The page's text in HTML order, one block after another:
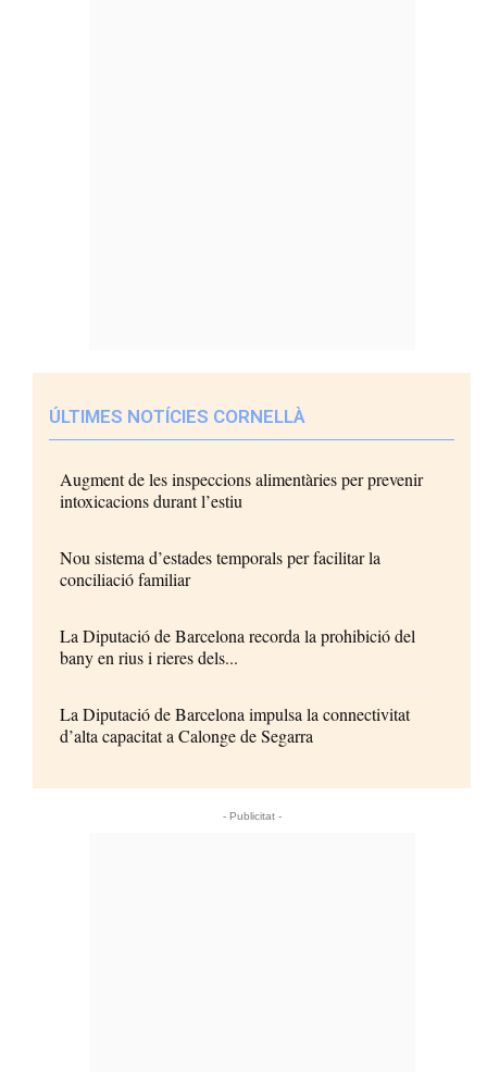
ÚLTIMES NOTÍCIES CORNELLÀ
Augment de les inspeccions alimentàries per prevenir
intoxicacions durant l’estiu
Nou sistema d’estades temporals per facilitar la
conciliació familiar
La Diputació de Barcelona recorda la prohibició del
bany en rius i rieres dels...
La Diputació de Barcelona impulsa la connectivitat
d’alta capacitat a Calonge de Segarra
- Publicitat -